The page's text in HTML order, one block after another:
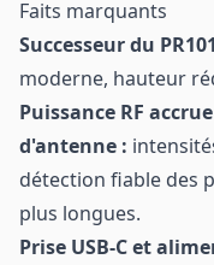
Faits marquants
Successeur du
moderne, hauteur
Puissance RF
d'antenne :
détection fiable des
plus longues.
Prise USB-C et